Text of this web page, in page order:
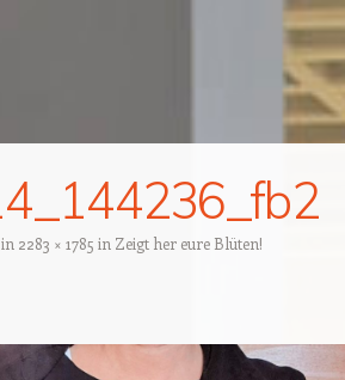
in 2283 × 1785 in Zeigt her eure Blüten!